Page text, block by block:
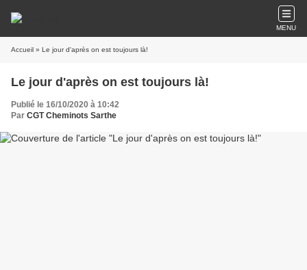
MENU
Accueil » Le jour d'après on est toujours là!
Le jour d'après on est toujours là!
Publié le 16/10/2020 à 10:42
Par CGT Cheminots Sarthe